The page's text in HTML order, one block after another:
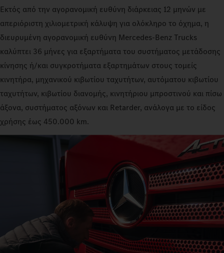
Εκτός από την αγορανομική ευθύνη διάρκειας 12 μηνών με
απεριόριστη χιλιομετρική κάλυψη για ολόκληρο το όχημα, η
διευρυμένη αγορανομική ευθύνη Mercedes-Benz Trucks
καλύπτει 36 μήνες για εξαρτήματα του συστήματος μετάδοσης
κίνησης ή/και συγκροτήματα εξαρτημάτων στους τομείς
κινητήρα, μηχανικού κιβωτίου ταχυτήτων, αυτόματου κιβωτίου
ταχυτήτων, κιβωτίου διανομής, κινητήριου μπροστινού και πίσω
άξονα, συστήματος αξόνων και Retarder, ανάλογα με το είδος
χρήσης έως 450.000 km.